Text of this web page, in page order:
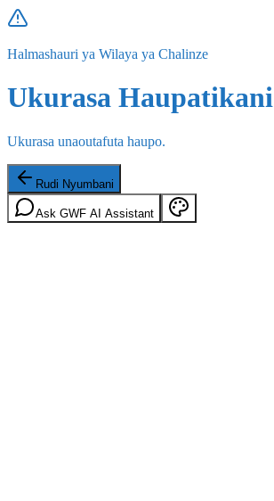
Halmashauri ya Wilaya ya Chalinze
Ukurasa Haupatikani
Ukurasa unaoutafuta haupo.
Rudi Nyumbani
Ask GWF AI Assistant